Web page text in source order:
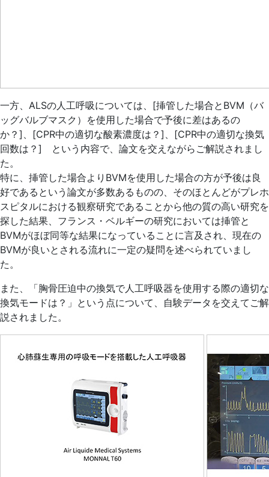
一方、ALSの人工呼吸については、[挿管した場合とBVM（バ
ッグバルブマスク）を使用した場合で予後に差はあるの
か？]、[CPR中の適切な酸素濃度は？]、[CPR中の適切な換気
回数は？] という内容で、論文を交えながらご解説されまし
た。
特に、挿管した場合よりBVMを使用した場合の方が予後は良
好であるという論文が多数あるものの、そのほとんどがプレホ
スピタルにおける観察研究であることから他の質の高い研究を
探した結果、フランス・ベルギーの研究においては挿管と
BVMがほぼ同等な結果になっていることに言及され、現在の
BVMが良いとされる流れに一定の疑問を述べられていまし
た。
また、「胸骨圧迫中の換気で人工呼吸器を使用する際の適切な
換気モードは？」という点について、自験データを交えてご解
説されました。